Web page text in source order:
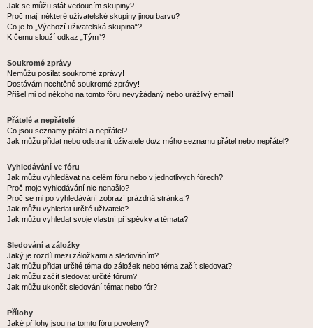
Jak se můžu stát vedoucím skupiny?
Proč mají některé uživatelské skupiny jinou barvu?
Co je to „Výchozí uživatelská skupina“?
K čemu slouží odkaz „Tým“?
Soukromé zprávy
Nemůžu posílat soukromé zprávy!
Dostávám nechtěné soukromé zprávy!
Přišel mi od někoho na tomto fóru nevyžádaný nebo urážlivý email!
Přátelé a nepřátelé
Co jsou seznamy přátel a nepřátel?
Jak můžu přidat nebo odstranit uživatele do/z mého seznamu přátel nebo nepřátel?
Vyhledávání ve fóru
Jak můžu vyhledávat na celém fóru nebo v jednotlivých fórech?
Proč moje vyhledávání nic nenašlo?
Proč se mi po vyhledávání zobrazí prázdná stránka!?
Jak můžu vyhledat určité uživatele?
Jak můžu vyhledat svoje vlastní příspěvky a témata?
Sledování a záložky
Jaký je rozdíl mezi záložkami a sledováním?
Jak můžu přidat určité téma do záložek nebo téma začít sledovat?
Jak můžu začít sledovat určité fórum?
Jak můžu ukončit sledování témat nebo fór?
Přílohy
Jaké přílohy jsou na tomto fóru povoleny?